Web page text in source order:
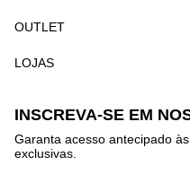
OUTLET
LOJAS
INSCREVA-SE EM
Garanta acesso antecipado
exclusivas.